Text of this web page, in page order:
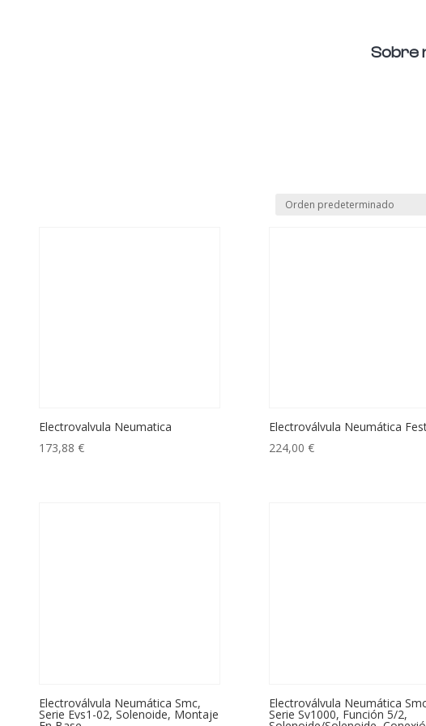
Sobre
Electrovalvula Neumatica
173,88 €
Electroválvula Neumática
224,00 €
Electroválvula Neumática Smc,
Serie Evs1-02, Solenoide, Montaje
Electroválvula Neumática
Serie Sv1000, Función 5/2,